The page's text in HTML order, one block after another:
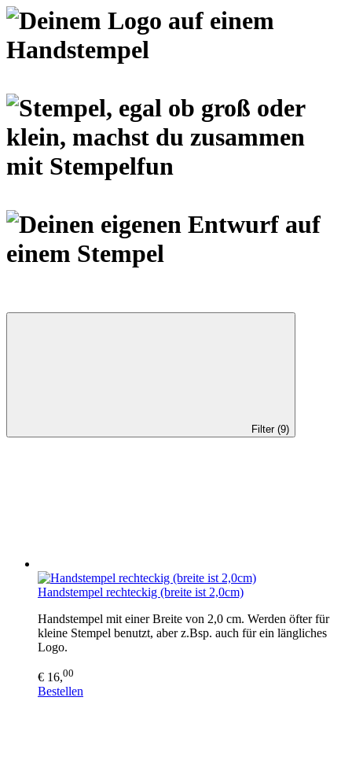
Filter (9)
Handstempel rechteckig (breite ist 2,0cm)
Handstempel mit einer Breite von 2,0 cm. Werden öfter für
kleine Stempel benutzt, aber z.Bsp. auch für ein längliches
Logo.
€ 16,00
Bestellen